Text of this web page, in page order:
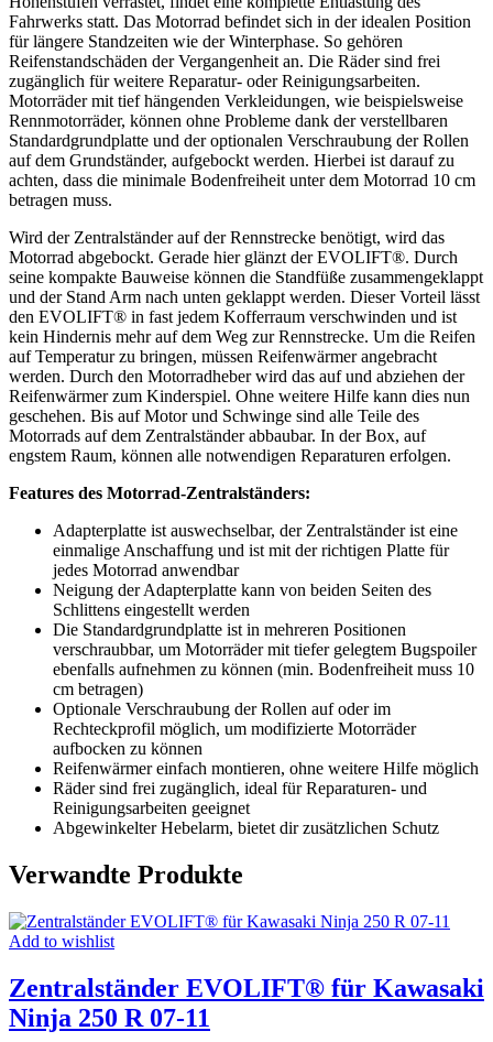
Fahrwerks statt. Das Motorrad befindet sich in der idealen Position
für längere Standzeiten wie der Winterphase. So gehören
Reifenstandschäden der Vergangenheit an. Die Räder sind frei
zugänglich für weitere Reparatur- oder Reinigungsarbeiten.
Motorräder mit tief hängenden Verkleidungen, wie beispielsweise
Rennmotorräder, können ohne Probleme dank der verstellbaren
Standardgrundplatte und der optionalen Verschraubung der Rollen
auf dem Grundständer, aufgebockt werden. Hierbei ist darauf zu
achten, dass die minimale Bodenfreiheit unter dem Motorrad 10 cm
betragen muss.
Wird der Zentralständer auf der Rennstrecke benötigt, wird das
Motorrad abgebockt. Gerade hier glänzt der EVOLIFT®. Durch
seine kompakte Bauweise können die Standfüße zusammengeklappt
und der Stand Arm nach unten geklappt werden. Dieser Vorteil lässt
den EVOLIFT® in fast jedem Kofferraum verschwinden und ist
kein Hindernis mehr auf dem Weg zur Rennstrecke. Um die Reifen
auf Temperatur zu bringen, müssen Reifenwärmer angebracht
werden. Durch den Motorradheber wird das auf und abziehen der
Reifenwärmer zum Kinderspiel. Ohne weitere Hilfe kann dies nun
geschehen. Bis auf Motor und Schwinge sind alle Teile des
Motorrads auf dem Zentralständer abbaubar. In der Box, auf
engstem Raum, können alle notwendigen Reparaturen erfolgen.
Features des Motorrad-Zentralständers:
Adapterplatte ist auswechselbar, der Zentralständer ist eine
einmalige Anschaffung und ist mit der richtigen Platte für
jedes Motorrad anwendbar
Neigung der Adapterplatte kann von beiden Seiten des
Schlittens eingestellt werden
Die Standardgrundplatte ist in mehreren Positionen
verschraubbar, um Motorräder mit tiefer gelegtem Bugspoiler
ebenfalls aufnehmen zu können (min. Bodenfreiheit muss 10
cm betragen)
Optionale Verschraubung der Rollen auf oder im
Rechteckprofil möglich, um modifizierte Motorräder
aufbocken zu können
Reifenwärmer einfach montieren, ohne weitere Hilfe möglich
Räder sind frei zugänglich, ideal für Reparaturen- und
Reinigungsarbeiten geeignet
Abgewinkelter Hebelarm, bietet dir zusätzlichen Schutz
Verwandte Produkte
Add to wishlist
Zentralständer EVOLIFT® für Kawasaki
Ninja 250 R 07-11